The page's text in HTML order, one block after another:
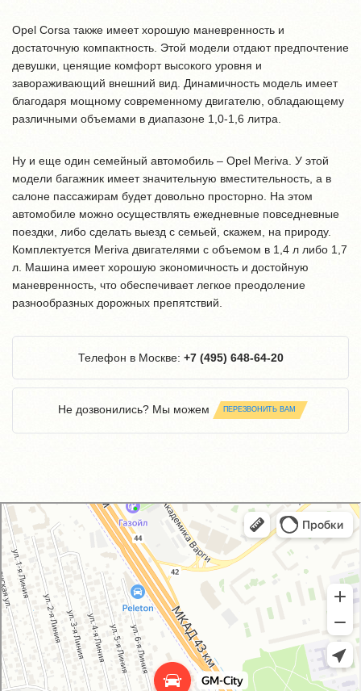
Opel Corsa также имеет хорошую маневренность и
достаточную компактность. Этой модели отдают предпочтение
девушки, ценящие комфорт высокого уровня и
завораживающий внешний вид. Динамичность модель имеет
благодаря мощному современному двигателю, обладающему
различными объемами в диапазоне 1,0-1,6 литра.
Ну и еще один семейный автомобиль – Opel Meriva. У этой
модели багажник имеет значительную вместительность, а в
салоне пассажирам будет довольно просторно. На этом
автомобиле можно осуществлять ежедневные повседневные
поездки, либо сделать выезд с семьей, скажем, на природу.
Комплектуется Meriva двигателями с объемом в 1,4 л либо 1,7
л. Машина имеет хорошую экономичность и достойную
маневренность, что обеспечивает легкое преодоление
разнообразных дорожных препятствий.
Телефон в Москве: +7 (495) 648-64-20
Не дозвонились? Мы можем ПЕРЕЗВОНИТЬ ВАМ
GM-City&VAG-Repair
Автосервис, автотехцентр в Москве
Магазин автозапчастей и автотоваров в Москве